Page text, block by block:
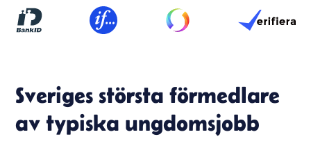
Sveriges största förmedlare
av typiska ungdomsjobb